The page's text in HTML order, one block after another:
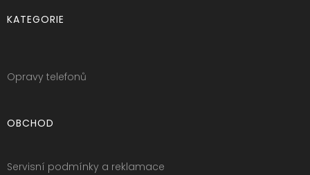
KATEGORIE
Opravy telefonů
OBCHOD
Servisní podmínky a reklamace